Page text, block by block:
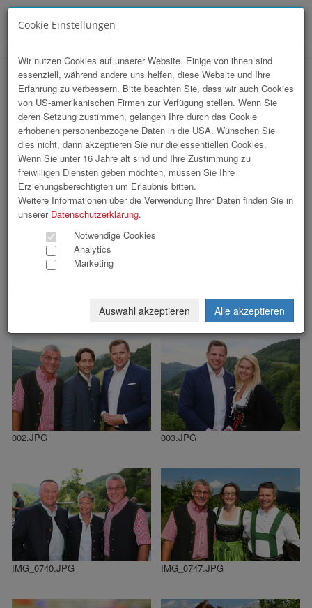
Array
hr-lounge Sommerfest Steinschaler Dörf
122 Bilder
« 1 2 3 4 »
001.JPG
002.JPG 003.JPG
IMG_0740.JPG IMG_0747.JPG
Cookie Einstellungen
Wir nutzen Cookies auf unserer Website. Einige von ihnen sind
essenziell, während andere uns helfen, diese Website und Ihre
Erfahrung zu verbessern. Bitte beachten Sie, dass wir auch Cookies
von US-amerikanischen Firmen zur Verfügung stellen. Wenn Sie
deren Setzung zustimmen, gelangen Ihre durch das Cookie
erhobenen personenbezogene Daten in die USA. Wünschen Sie
dies nicht, dann akzeptieren Sie nur die essentiellen Cookies.
Wenn Sie unter 16 Jahre alt sind und Ihre Zustimmung zu
freiwilligen Diensten geben möchten, müssen Sie Ihre
Erziehungsberechtigten um Erlaubnis bitten.
Weitere Informationen über die Verwendung Ihrer Daten finden Sie in
unserer Datenschutzerklärung.
Notwendige Cookies
Analytics
Marketing
Auswahl akzeptieren Alle akzeptieren